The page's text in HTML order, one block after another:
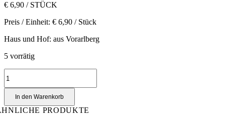
€ 6,90 / STÜCK
Preis / Einheit: € 6,90 / Stück
Haus und Hof: aus Vorarlberg
5 vorrätig
Menge
In den Warenkorb
PRODUKTE